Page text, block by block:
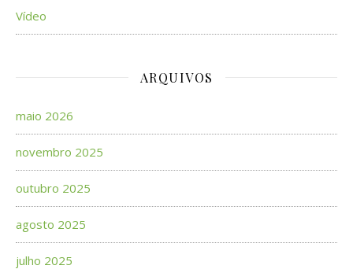
Vídeo
ARQUIVOS
maio 2026
novembro 2025
outubro 2025
agosto 2025
julho 2025